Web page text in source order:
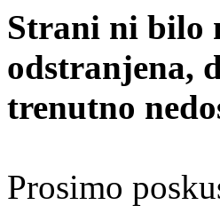
Strani ni bilo
odstranjena,
trenutno
Prosimo